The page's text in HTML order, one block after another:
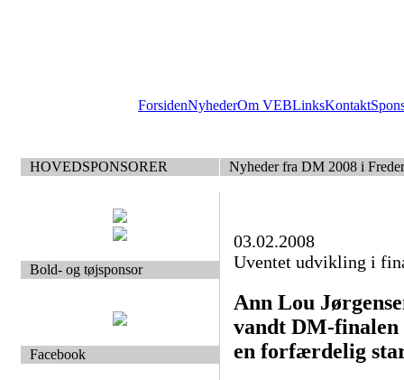
ForsidenNyhederOm VEBLinksKontakt
HOVEDSPONSORER Nyheder fra DM 2008 i
Bold- og tøjsponsor
Facebook
03.02.2008
Uventet udvikling i
Ann Lou
vandt DM-finalen
en forfærdelig